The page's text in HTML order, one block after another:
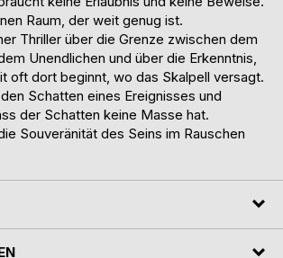
Raum, der weit genug ist.
Thriller über die Grenze zwischen dem
Unendlichen und über die Erkenntnis,
oft dort beginnt, wo das Skalpell versagt.
Schatten eines Ereignisses und
der Schatten keine Masse hat.
Souveränität des Seins im Rauschen